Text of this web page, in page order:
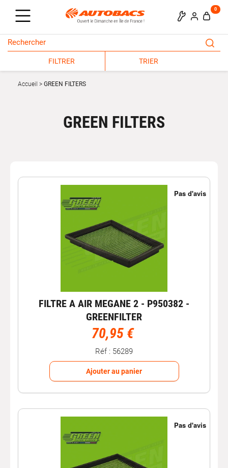
0
FILTRER TRIER
Accueil GREEN FILTERS
GREEN FILTERS
FILTRE A AIR MEGANE 2 - P950382 -
GREENFILTER
70,95 €
Réf : 56289
Ajouter au panier